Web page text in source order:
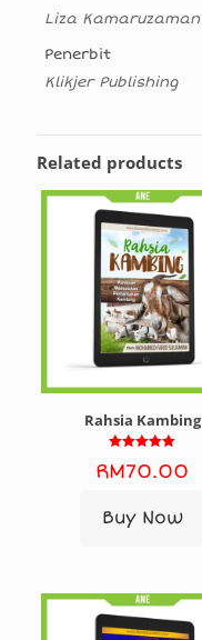
Liza Kamaruzaman
Penerbit
Klikjer Publishing
Related products
Rahsia Kambing
5.00
RM70.00
Buy Now